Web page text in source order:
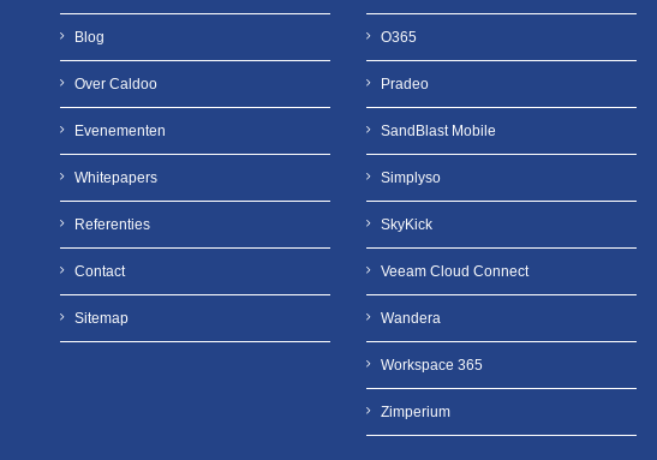
Blog
Over Caldoo
Evenementen
Whitepapers
Referenties
Contact
Sitemap
O365
Pradeo
SandBlast Mobile
Simplyso
SkyKick
Veeam Cloud Connect
Wandera
Workspace 365
Zimperium